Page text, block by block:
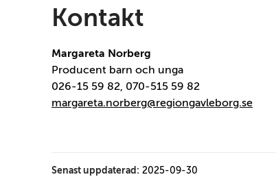
Kontakt
Margareta Norberg
Producent barn och unga
026-15 59 82, 070-515 59 82
margareta.norberg@regiongavleborg.se
Senast uppdaterad: 2025-09-30